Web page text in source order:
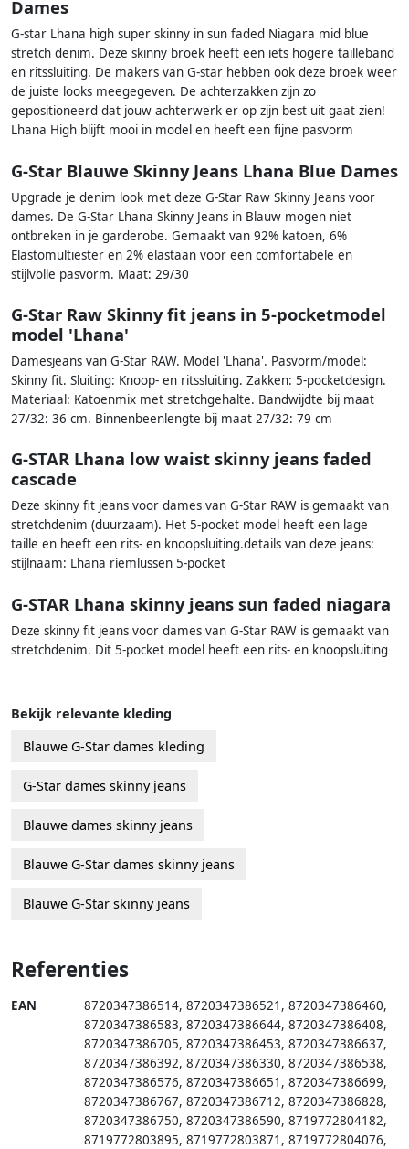
Dames
G-star Lhana high super skinny in sun faded Niagara mid blue
stretch denim. Deze skinny broek heeft een iets hogere tailleband
en ritssluiting. De makers van G-star hebben ook deze broek weer
de juiste looks meegegeven. De achterzakken zijn zo
gepositioneerd dat jouw achterwerk er op zijn best uit gaat zien!
Lhana High blijft mooi in model en heeft een fijne pasvorm
G-Star Blauwe Skinny Jeans Lhana Blue Dames
Upgrade je denim look met deze G-Star Raw Skinny Jeans voor
dames. De G-Star Lhana Skinny Jeans in Blauw mogen niet
ontbreken in je garderobe. Gemaakt van 92% katoen, 6%
Elastomultiester en 2% elastaan voor een comfortabele en
stijlvolle pasvorm. Maat: 29/30
G-Star Raw Skinny fit jeans in 5-pocketmodel
model 'Lhana'
Damesjeans van G-Star RAW. Model 'Lhana'. Pasvorm/model:
Skinny fit. Sluiting: Knoop- en ritssluiting. Zakken: 5-pocketdesign.
Materiaal: Katoenmix met stretchgehalte. Bandwijdte bij maat
27/32: 36 cm. Binnenbeenlengte bij maat 27/32: 79 cm
G-STAR Lhana low waist skinny jeans faded
cascade
Deze skinny fit jeans voor dames van G-Star RAW is gemaakt van
stretchdenim (duurzaam). Het 5-pocket model heeft een lage
taille en heeft een rits- en knoopsluiting.details van deze jeans:
stijlnaam: Lhana riemlussen 5-pocket
G-STAR Lhana skinny jeans sun faded niagara
Deze skinny fit jeans voor dames van G-Star RAW is gemaakt van
stretchdenim. Dit 5-pocket model heeft een rits- en knoopsluiting
Bekijk relevante kleding
Blauwe G-Star dames kleding
G-Star dames skinny jeans
Blauwe dames skinny jeans
Blauwe G-Star dames skinny jeans
Blauwe G-Star skinny jeans
Referenties
EAN 8720347386514, 8720347386521 , 8720347386460,
8720347386583, 8720347386644, 8720347386408,
8720347386705, 8720347386453, 8720347386637,
8720347386392, 8720347386330, 8720347386538,
8720347386576, 8720347386651 , 8720347386699,
8720347386767, 8720347386712, 8720347386828,
8720347386750, 8720347386590, 8719772804182,
8719772803895, 8719772803871 , 8719772804076,